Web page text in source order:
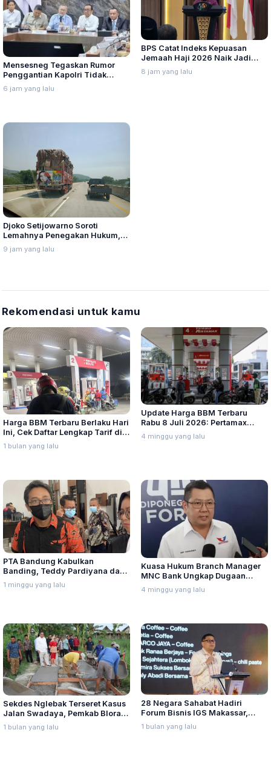
Mensesneg Tegaskan Rumor
Penggantian Kapolri Tidak
Benar
6 jam yang lalu
BPS Catat Indeks Kepuasan
Jemaah Haji 2026 Naik Jadi
91,45 Persen
8 jam yang lalu
Djoko Setijowarno Soroti
Lemahnya Penegakan Hukum,
Pemilik Truk dan Cargo Owner
Harus Ikut Bertanggung Jawab
9 jam yang lalu
Rekomendasi untuk kamu
Harga BBM Terbaru Berlaku Hari
Ini, Cek Daftar Lengkap Tarif di
Seluruh Indonesia
1 bulan yang lalu
Update Harga BBM Terbaru
Rabu 8 Juli 2026: Pertamax
Turbo, Dexlite, dan Pertamina
Dex Turun
4 minggu yang lalu
PTA Bandung Kabulkan
Banding, Teddy Pardiyana dan
Bintang Ditetapkan Ahli Waris
Lina Jubaedah
1 minggu yang lalu
Kuasa Hukum Branch Manager
MNC Bank Ungkap Dugaan
Penganiayaan oleh Hary Tanoe
di MNC Towe
4 minggu yang lalu
Sekdes Nglebak Terseret Kasus
Jalan Swadaya, Pemkab Blora
Sebut Pendampingan Hukum
Bukan Kewenangannya
1 bulan yang lalu
28 Negara Sahabat Hadiri
Forum Bisnis IGS Makassar,
Munafri Tawarkan Investasi
Stadion Untia
1 bulan yang lalu